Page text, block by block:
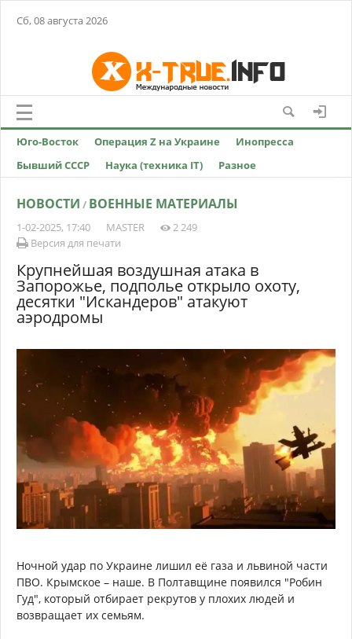
Сб, 08 августа 2026
Юго-Восток Операция Z на Украине
Инопресса
Бывший СССР
Наука (техника IT) Разное
НОВОСТИ / ВОЕННЫЕ МАТЕРИАЛЫ
1-02-2025, 17:40 MASTER
2 249
Версия для печати
Крупнейшая воздушная атака в
Запорожье, подполье открыло охоту,
десятки "Искандеров" атакуют
аэродромы
Ночной удар по Украине лишил её газа и львиной части
ПВО. Крымское – наше. В Полтавщине появился "Робин
Гуд", который отбирает рекрутов у плохих людей и
возвращает их семьям.